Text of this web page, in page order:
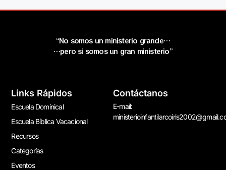
“No somos un ministerio grande…
…pero si somos un gran ministerio”
Links Rápidos
Escuela Dominical
Escuela Bíblica Vacacional
Recursos
Categorías
Eventos
Contáctanos
E-mail: